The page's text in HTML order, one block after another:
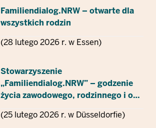
Familiendialog.NRW – otwarte dla
wszystkich rodzin
(28 lutego 2026 r. w Essen)
Stowarzyszenie
„Familiendialog.NRW” – godzenie
życia zawodowego, rodzinnego i o…
(25 lutego 2026 r. w Düsseldorfie)